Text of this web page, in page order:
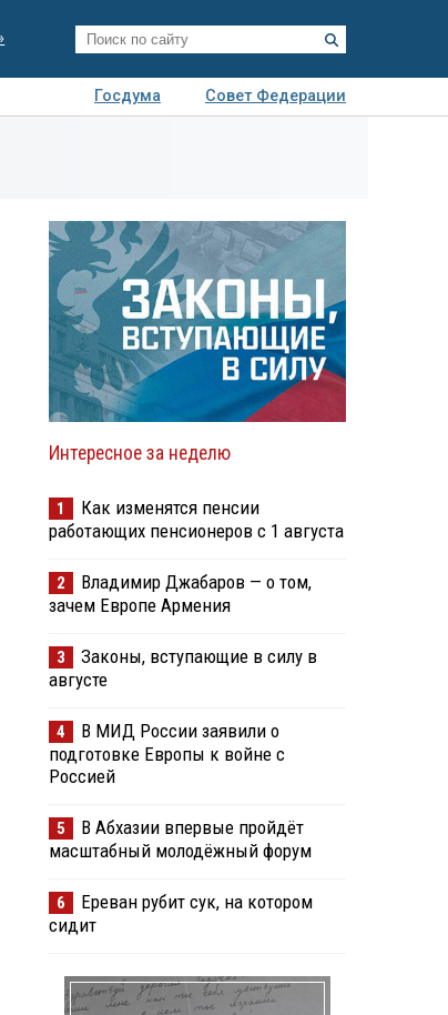
Госдума
Совет Федерации
Интересное за неделю
1
Как изменятся пенсии
работающих пенсионеров с 1 августа
2
Владимир Джабаров — о том,
зачем Европе Армения
3
Законы, вступающие в силу в
августе
4
В МИД России заявили о
подготовке Европы к войне с
Россией
5
В Абхазии впервые пройдёт
масштабный молодёжный форум
6
Ереван рубит сук, на котором
сидит